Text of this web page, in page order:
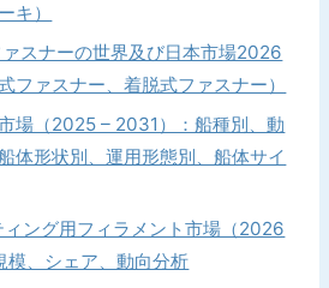
キ）
スナーの世界及び日本市場2026
ファスナー、着脱式ファスナー）
場（2025 – 2031）：船種別、動
体形状別、運用形態別、船体サイ
ング用フィラメント市場（2026
、シェア、動向分析